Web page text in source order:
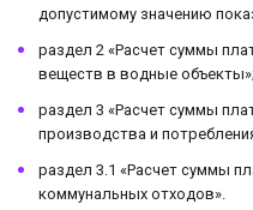
допустимому значению
раздел 2 «Расчет суммы
веществ в водные объекты»;
раздел 3 «Расчет суммы
производства и
раздел 3.1 «Расчет суммы
коммунальных отходов».